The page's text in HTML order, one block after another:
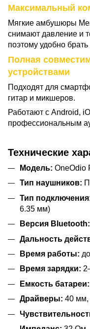
Максимальный
Мягкие амбушюры
снимают давление и
поэтому удобно
Полная
устройствами
Подходят для
гитар и микшеров.
Работают с Android,
профессиональным
Технические
Модель: OneOdio
Тип наушников:
Тип
6.35 мм)
Версия Bluetooth:
Дальность
Время работы:
Время зарядки:
Емкость батареи:
Драйверы: 40 мм,